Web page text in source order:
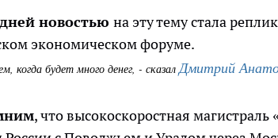
новостью на эту тему стала
экономическом форуме.
когда будет много денег, - сказалДмитрий
, что высокоскоростная